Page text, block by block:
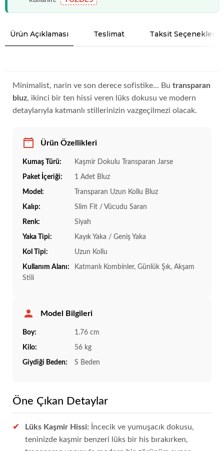
Ürün Açıklaması Teslimat Taksit Seçenekleri
Minimalist, narin ve son derece sofistike... Bu transparan
bluz, ikinci bir ten hissi veren lüks dokusu ve modern
detaylarıyla katmanlı stillerinizin vazgeçilmezi olacak.
Ürün Özellikleri
Kumaş Türü: Kaşmir Dokulu Transparan Jarse
Paket İçeriği: 1 Adet Bluz
Model: Transparan Uzun Kollu Bluz
Kalıp: Slim Fit / Vücudu Saran
Renk: Siyah
Yaka Tipi: Kayık Yaka / Geniş Yaka
Kol Tipi: Uzun Kollu
Kullanım Alanı:
Katmanlı Kombinler, Günlük Şık, Akşam
Stili
Model Bilgileri
Boy: 1.76 cm
Kilo: 56 kg
Giydiği Beden: S Beden
Öne Çıkan Detaylar
Lüks Kaşmir Hissi: İncecik ve yumuşacık dokusu,
teninizde kaşmir benzeri lüks bir his bırakırken,